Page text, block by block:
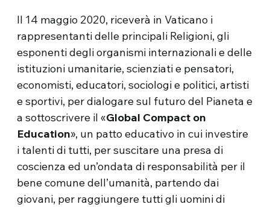
Il 14 maggio 2020, riceverà in Vaticano i
rappresentanti delle principali Religioni, gli
esponenti degli organismi internazionali e delle
istituzioni umanitarie, scienziati e pensatori,
economisti, educatori, sociologi e politici, artisti
e sportivi, per dialogare sul futuro del Pianeta e
a sottoscrivere il «Global Compact on
Education», un patto educativo in cui investire
i talenti di tutti, per suscitare una presa di
coscienza ed un’ondata di responsabilità per il
bene comune dell’umanità, partendo dai
giovani, per raggiungere tutti gli uomini di